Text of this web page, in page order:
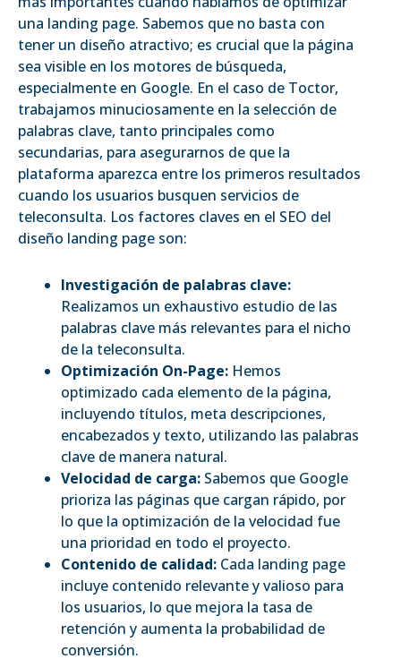
una landing page. Sabemos que no basta con
tener un diseño atractivo; es crucial que la página
sea visible en los motores de búsqueda,
especialmente en Google. En el caso de Toctor,
trabajamos minuciosamente en la selección de
palabras clave, tanto principales como
secundarias, para asegurarnos de que la
plataforma aparezca entre los primeros resultados
cuando los usuarios busquen servicios de
teleconsulta. Los factores claves en el SEO del
diseño landing page son:
Investigación de palabras clave:
Realizamos un exhaustivo estudio de las
palabras clave más relevantes para el nicho
de la teleconsulta.
Optimización On-Page: Hemos
optimizado cada elemento de la página,
incluyendo títulos, meta descripciones,
encabezados y texto, utilizando las palabras
clave de manera natural.
Velocidad de carga: Sabemos que Google
prioriza las páginas que cargan rápido, por
lo que la optimización de la velocidad fue
una prioridad en todo el proyecto.
Contenido de calidad: Cada landing page
incluye contenido relevante y valioso para
los usuarios, lo que mejora la tasa de
retención y aumenta la probabilidad de
conversión.